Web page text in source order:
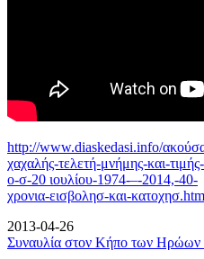
http://www.diaskedasi.info/
χαχαλής-τελετή-μνήμης-και-
ο-σ-20 ιουλίου-1974-–-2014,-40-
χρονια-εισβολησ-και-
2013-04-26
Συναυλία στον Κήπο των Ηρώων